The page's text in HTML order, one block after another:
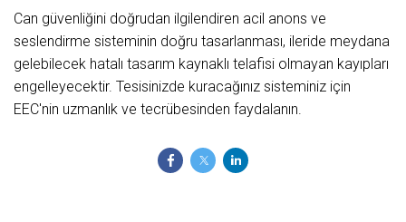
Can güvenliğini doğrudan ilgilendiren acil anons ve
seslendirme sisteminin doğru tasarlanması, ileride meydana
gelebilecek hatalı tasarım kaynaklı telafisi olmayan kayıpları
engelleyecektir. Tesisinizde kuracağınız sisteminiz için
EEC'nin uzmanlık ve tecrübesinden faydalanın.